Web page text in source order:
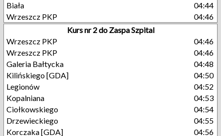
Biała
04:44
Wrzeszcz PKP
04:46
Kurs nr 2 do Zaspa Szpital
Wrzeszcz PKP
04:46
Wrzeszcz PKP
04:46
Galeria Bałtycka
04:48
Kilińskiego [GDA]
04:50
Legionów
04:52
Kopalniana
04:53
Ciołkowskiego
04:54
Drzewieckiego
04:55
Korczaka [GDA]
04:56